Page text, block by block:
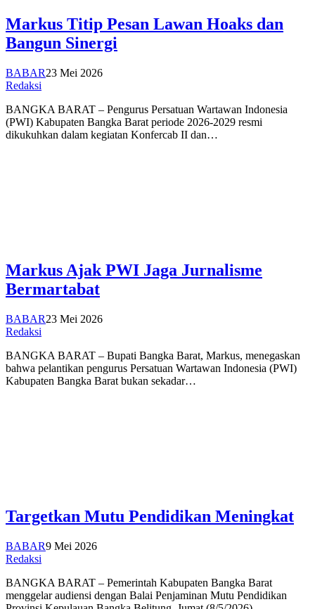
Markus Titip Pesan Lawan Hoaks dan
Bangun Sinergi
BABAR23 Mei 2026
Redaksi
BANGKA BARAT – Pengurus Persatuan Wartawan Indonesia
(PWI) Kabupaten Bangka Barat periode 2026-2029 resmi
dikukuhkan dalam kegiatan Konfercab II dan…
Markus Ajak PWI Jaga Jurnalisme
Bermartabat
BABAR23 Mei 2026
Redaksi
BANGKA BARAT – Bupati Bangka Barat, Markus, menegaskan
bahwa pelantikan pengurus Persatuan Wartawan Indonesia (PWI)
Kabupaten Bangka Barat bukan sekadar…
Targetkan Mutu Pendidikan Meningkat
BABAR9 Mei 2026
Redaksi
BANGKA BARAT – Pemerintah Kabupaten Bangka Barat
menggelar audiensi dengan Balai Penjaminan Mutu Pendidikan